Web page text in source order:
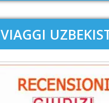
VIAGGI